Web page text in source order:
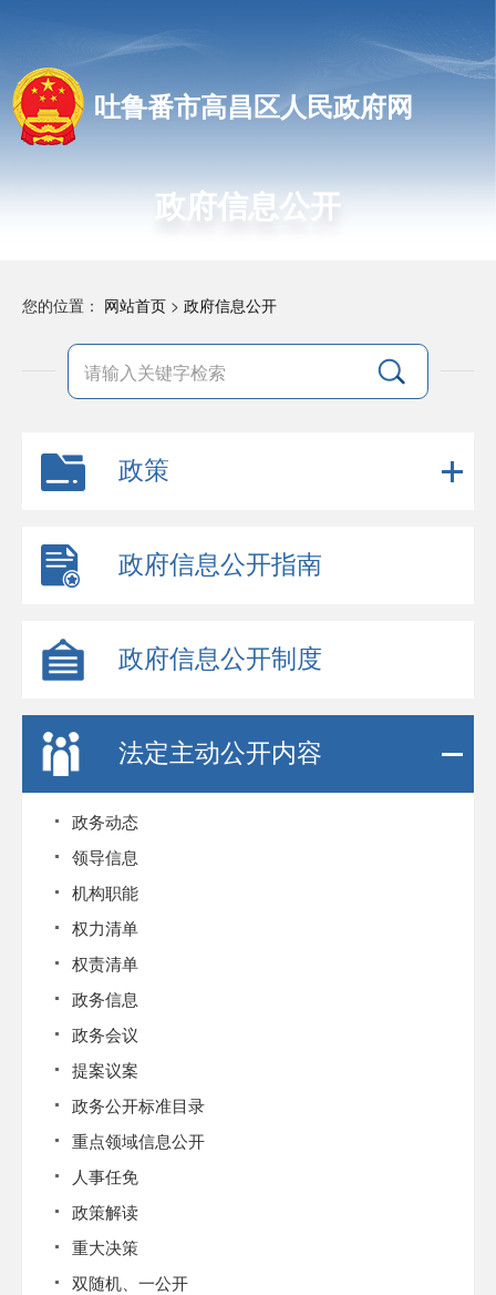
吐鲁番市高昌区人民政府网
政府信息公开
您的位置： 网站首页 > 政府信息公开
政策
政府信息公开指南
政府信息公开制度
法定主动公开内容
政务动态
领导信息
机构职能
权力清单
权责清单
政务信息
政务会议
提案议案
政务公开标准目录
重点领域信息公开
人事任免
政策解读
重大决策
双随机、一公开